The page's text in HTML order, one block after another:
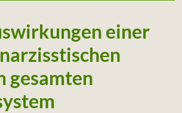
einer
gesamten